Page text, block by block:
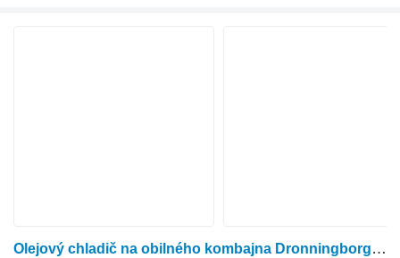
Olejový chladič na obilného kombajna Dronningborg D3000